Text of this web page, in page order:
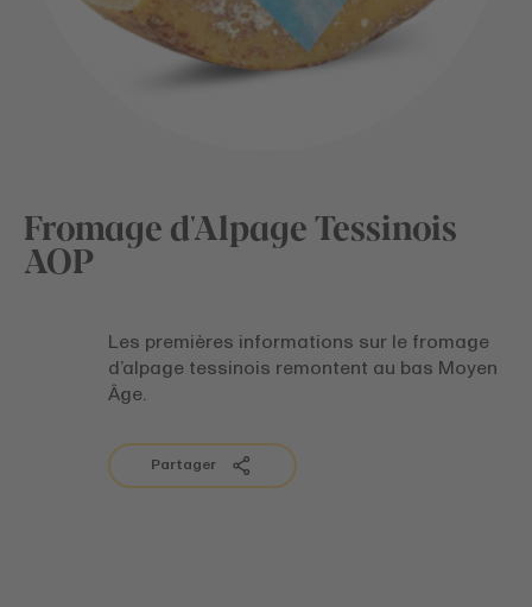
Fromage d'Alpage Tessinois
AOP
Les premières informations sur le fromage
d’alpage tessinois remontent au bas Moyen
Âge.
Partager